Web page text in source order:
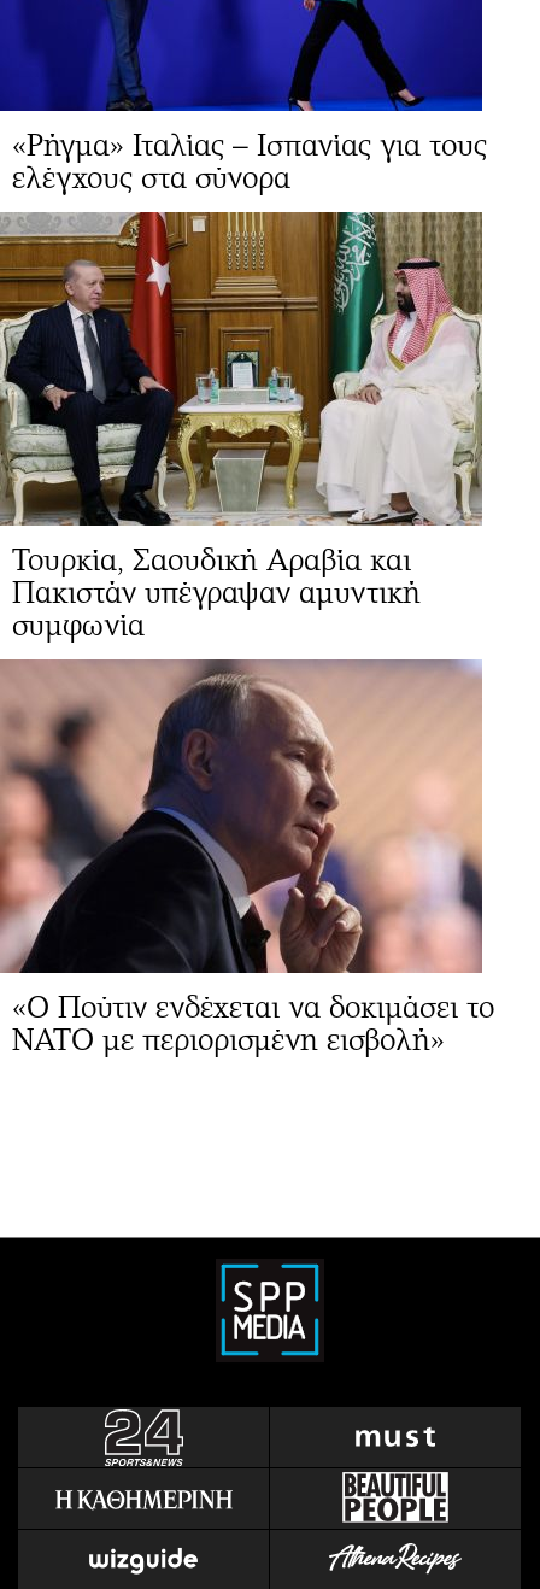
«Ρήγμα» Ιταλίας – Ισπανίας για τους
ελέγχους στα σύνορα
Τουρκία, Σαουδική Αραβία και
Πακιστάν υπέγραψαν αμυντική
συμφωνία
«Ο Πούτιν ενδέχεται να δοκιμάσει το
ΝΑΤΟ με περιορισμένη εισβολή»